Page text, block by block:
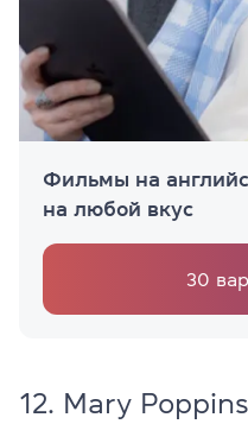
Фильмы на
на любой вкус
30
12. Mary